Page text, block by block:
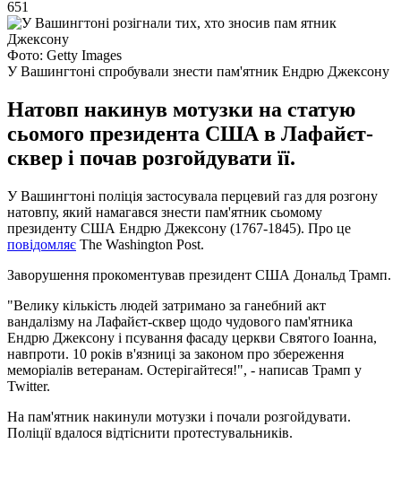
651
Фото: Getty Images
У Вашингтоні спробували знести пам'ятник Ендрю Джексону
Натовп накинув мотузки на статую
сьомого президента США в Лафайєт-
сквер і почав розгойдувати її.
У Вашингтоні поліція застосувала перцевий газ для розгону
натовпу, який намагався знести пам'ятник сьомому
президенту США Ендрю Джексону (1767-1845). Про це
повідомляє The Washington Post.
Заворушення прокоментував президент США Дональд Трамп.
"Велику кількість людей затримано за ганебний акт
вандалізму на Лафайєт-сквер щодо чудового пам'ятника
Ендрю Джексону і псування фасаду церкви Святого Іоанна,
навпроти. 10 років в'язниці за законом про збереження
меморіалів ветеранам. Остерігайтеся!", - написав Трамп у
Twitter.
На пам'ятник накинули мотузки і почали розгойдувати.
Поліції вдалося відтіснити протестувальників.